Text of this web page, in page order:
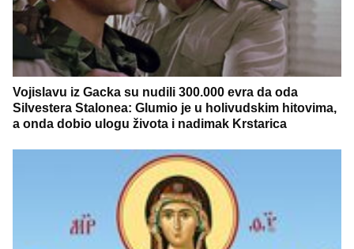
Vojislavu iz Gacka su nudili 300.000 evra da oda
Silvestera Stalonea: Glumio je u holivudskim hitovima,
a onda dobio ulogu života i nadimak Krstarica